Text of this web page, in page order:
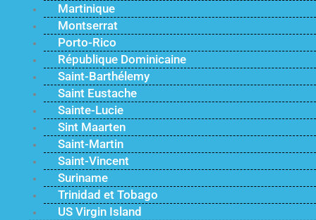
Martinique
Montserrat
Porto-Rico
République Dominicaine
Saint-Barthélemy
Saint Eustache
Sainte-Lucie
Sint Maarten
Saint-Martin
Saint-Vincent
Suriname
Trinidad et Tobago
US Virgin Island